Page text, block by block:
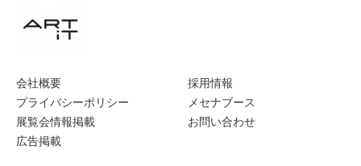
会社概要
プライバシーポリシー
展覧会情報掲載
広告掲載
採用情報
メセナブース
お問い合わせ